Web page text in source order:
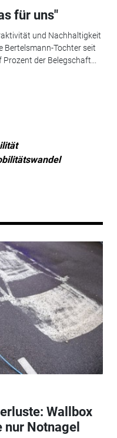
für uns"
und Nachhaltigkeit
Bertelsmann-Tochter seit
der Belegschaft...
Wallbox
Notnagel